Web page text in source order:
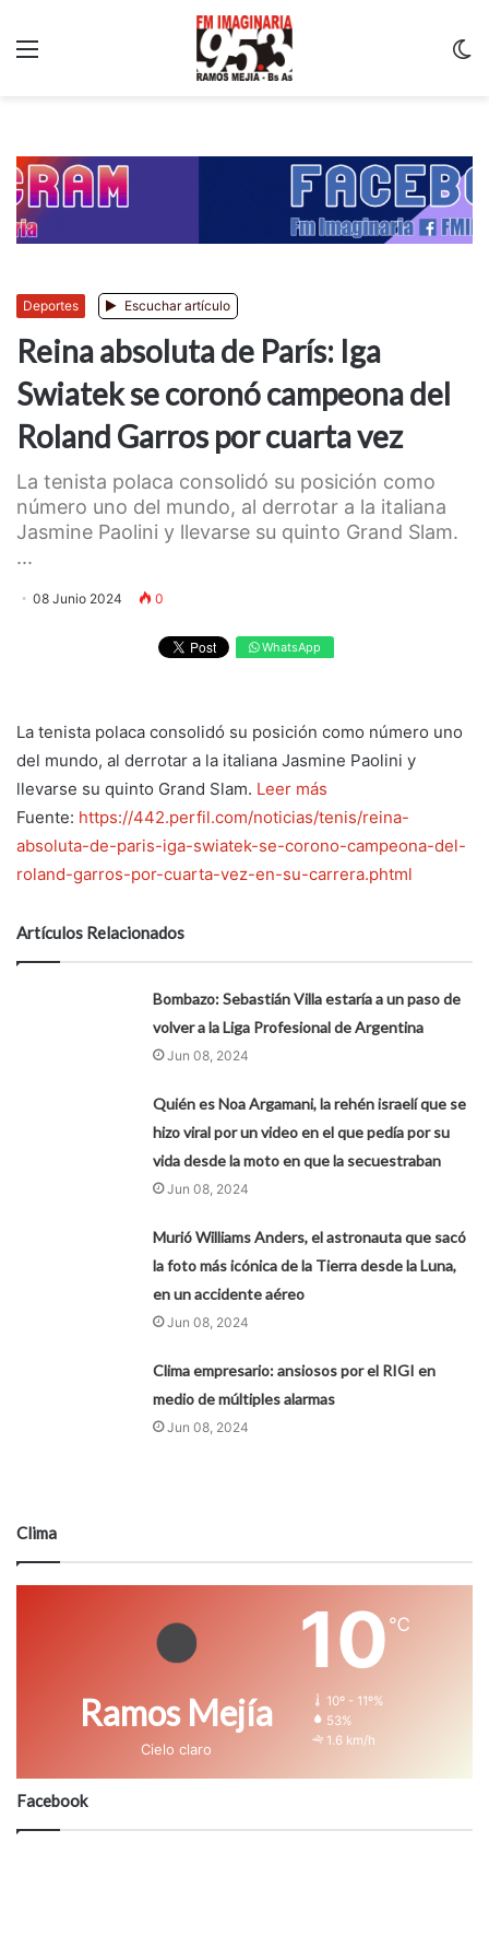
Deportes Escuchar artículo
Reina absoluta de París: Iga
Swiatek se coronó campeona del
Roland Garros por cuarta vez
La tenista polaca consolidó su posición como
número uno del mundo, al derrotar a la italiana
Jasmine Paolini y llevarse su quinto Grand Slam.
...
08 Junio 2024 0
WhatsApp
La tenista polaca consolidó su posición como número uno
del mundo, al derrotar a la italiana Jasmine Paolini y
llevarse su quinto Grand Slam. Leer más
Fuente: https://442.perfil.com/noticias/tenis/reina-
absoluta-de-paris-iga-swiatek-se-corono-campeona-del-
roland-garros-por-cuarta-vez-en-su-carrera.phtml
Artículos Relacionados
Bombazo: Sebastián Villa estaría a un paso de
volver a la Liga Profesional de Argentina
Jun 08, 2024
Quién es Noa Argamani, la rehén israelí que se
hizo viral por un video en el que pedía por su
vida desde la moto en que la secuestraban
Jun 08, 2024
Murió Williams Anders, el astronauta que sacó
la foto más icónica de la Tierra desde la Luna,
en un accidente aéreo
Jun 08, 2024
Clima empresario: ansiosos por el RIGI en
medio de múltiples alarmas
Jun 08, 2024
Clima
Ramos Mejía
Cielo claro
10 ℃
10º - 11º%
53%
1.6 km/h
Facebook